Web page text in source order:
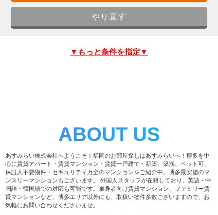
▼もっと条件を指定▼
ABOUT US
あすみらい株式会社へようこそ！福岡のお部屋探しはあすみらいへ！博多を中
心に賃貸アパート・賃貸マンション・賃貸一戸建て・新築、築浅、ペット可、
保証人不要物件・セキュリティ万全のマンションをご紹介中。博多最安値のマ
ンスリーマンションもございます。 外国人スタッフが在籍しており、英語・中
国語・韓国語での対応も可能です。単身者向け賃貸マンション、ファミリー賃
貸マンションなど、博多エリア以外にも、取扱い物件多数ございますので、お
気軽にお問い合わせくださいませ。